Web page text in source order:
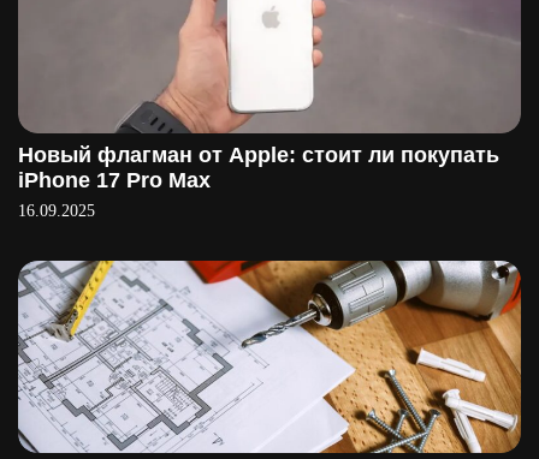
Новый флагман от Apple: стоит ли покупать
iPhone 17 Pro Max
16.09.2025